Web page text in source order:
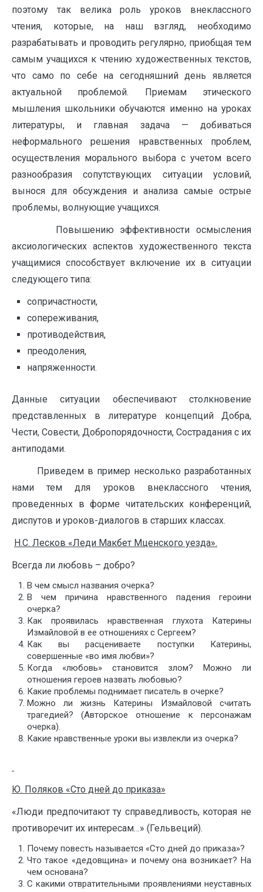
поэтому так велика роль уроков внеклассного
чтения, которые, на наш взгляд, необходимо
разрабатывать и проводить регулярно, приобщая тем
самым учащихся к чтению художественных текстов,
что само по себе на сегодняшний день является
актуальной проблемой. Приемам этического
мышления школьники обучаются именно на уроках
литературы, и главная задача — добиваться
неформального решения нравственных проблем,
осуществления морального выбора с учетом всего
разнообразия сопутствующих ситуации условий,
вынося для обсуждения и анализа самые острые
проблемы, волнующие учащихся.
Повышению эффективности осмысления
аксиологических аспектов художественного текста
учащимися способствует включение их в ситуации
следующего типа:
сопричастности,
сопереживания,
противодействия,
преодоления,
напряженности.
Данные ситуации обеспечивают столкновение
представленных в литературе концепций Добра,
Чести, Совести, Добропорядочности, Сострадания с их
антиподами.
Приведем в пример несколько разработанных
нами тем для уроков внеклассного чтения,
проведенных в форме читательских конференций,
диспутов и уроков-диалогов в старших классах.
Н.С. Лесков «Леди Макбет Мценского уезда».
Всегда ли любовь – добро?
В чем смысл названия очерка?
В чем причина нравственного падения героини
очерка?
Как проявилась нравственная глухота Катерины
Измайловой в ее отношениях с Сергеем?
Как вы расцениваете поступки Катерины,
совершенные «во имя любви»?
Когда «любовь» становится злом? Можно ли
отношения героев назвать любовью?
Какие проблемы поднимает писатель в очерке?
Можно ли жизнь Катерины Измайловой считать
трагедией? (Авторское отношение к персонажам
очерка).
Какие нравственные уроки вы извлекли из очерка?
Ю. Поляков «Сто дней до приказа»
«Люди предпочитают ту справедливость, которая не
противоречит их интересам…» (Гельвеций).
Почему повесть называется «Сто дней до приказа»?
Что такое «дедовщина» и почему она возникает? На
чем основана?
С какими отвратительными проявлениями неуставных